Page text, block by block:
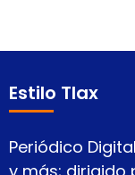
Estilo Tlax
Periódico